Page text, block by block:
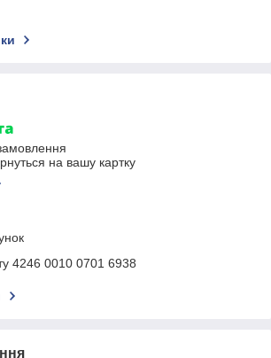
на вашу картку
4246 0010 0701 6938